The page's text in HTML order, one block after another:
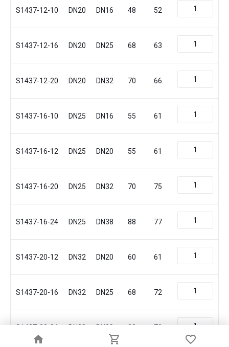
S1437-12-10 DN20 DN16 48 52
S1437-12-16 DN20 DN25 68 63
S1437-12-20 DN20 DN32 70 66
S1437-16-10 DN25 DN16 55 61
S1437-16-12 DN25 DN20 55 61
S1437-16-20 DN25 DN32 70 75
S1437-16-24 DN25 DN38 88 77
S1437-20-12 DN32 DN20 60 61
S1437-20-16 DN32 DN25 68 72
S1437-20-24 DN32 DN38 88 79